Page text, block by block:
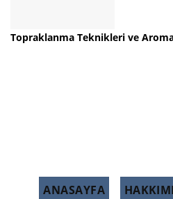
Topraklanma Teknikleri ve
ANASAYFA